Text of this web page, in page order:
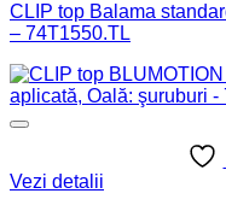
CLIP top Balama
– 74T1550.TL
Vezi detalii